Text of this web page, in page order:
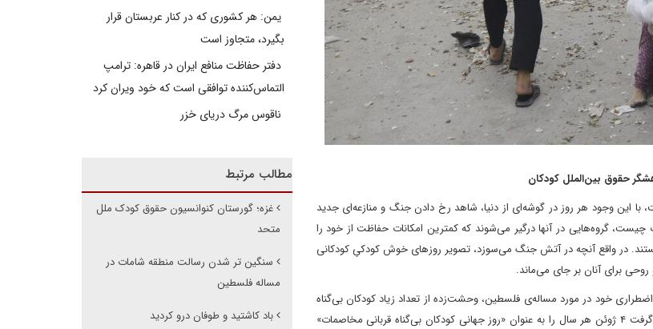
حقوق بین‌الملل کودکان
این وجود هر روز در گوشه‌ای از دنیا، شاهد رخ دادن جنگ و منازعه‌ای جدید
گروه‌هایی در آنها درگیر می‌شوند که کمترین امکانات حفاظت از خود را
در واقع آنچه در آتش جنگ می‌سوزد، تصویر روزهای خوش‌ کودکیِ کودکانی
برای آنان بر جای می‌ماند.
اضطراری خود در مورد مساله‌ی فلسطین، وحشت‌زده از تعداد زیاد کودکان بی‌گناه
فلسطینی و لبنانی که قربانی اقدامات نظامی اسرائیل بودند، سخن ‌گفت و تصمیم گرفت ۴ ژوئن هر سال را به عنوان «روز جهانی کودکان بی‌گناه قربانی مخاصمات»
یمن: هر کشوری که در کنار عربستان قرار
بگیرد، متجاوز است
دفتر حفاظت منافع ایران در قاهره: ترامپ
التماس‌کننده توافقی است که خود ویران کرد
ناقوس مرگ دریای خزر
مطالب مرتبط
غزه؛ گورستان کنوانسیون حقوق کودک ملل
متحد
سنگین تر شدن رسالت منطقه شامات در
مساله فلسطین
باد کاشتید و طوفان درو کردید